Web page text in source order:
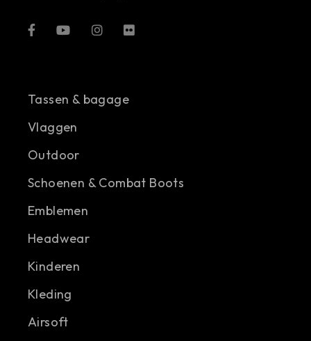
Tassen & bagage
Vlaggen
Outdoor
Schoenen & Combat Boots
Emblemen
Headwear
Kinderen
Kleding
Airsoft